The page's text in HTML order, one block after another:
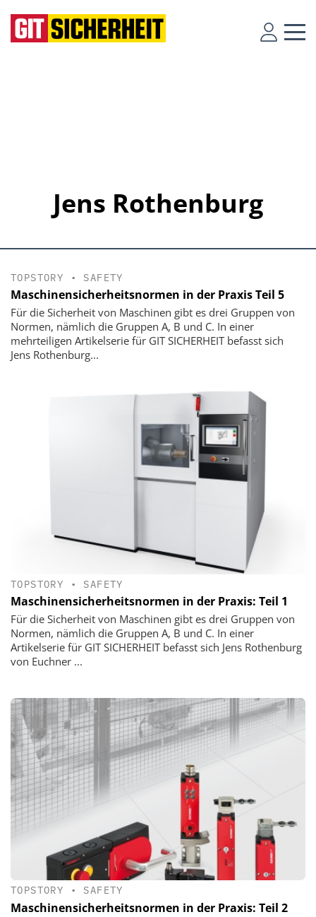
Jens Rothenburg
TOPSTORY • SAFETY
Maschinensicherheitsnormen in der Praxis Teil 5
Für die Sicherheit von Maschinen gibt es drei Gruppen von
Normen, nämlich die Gruppen A, B und C. In einer
mehrteiligen Artikelserie für GIT SICHERHEIT befasst sich
Jens Rothenburg...
TOPSTORY • SAFETY
Maschinensicherheitsnormen in der Praxis: Teil 1
Für die Sicherheit von Maschinen gibt es drei Gruppen von
Normen, nämlich die Gruppen A, B und C. In einer
Artikelserie für GIT SICHERHEIT befasst sich Jens Rothenburg
von Euchner ...
TOPSTORY • SAFETY
Maschinensicherheitsnormen in der Praxis: Teil 2